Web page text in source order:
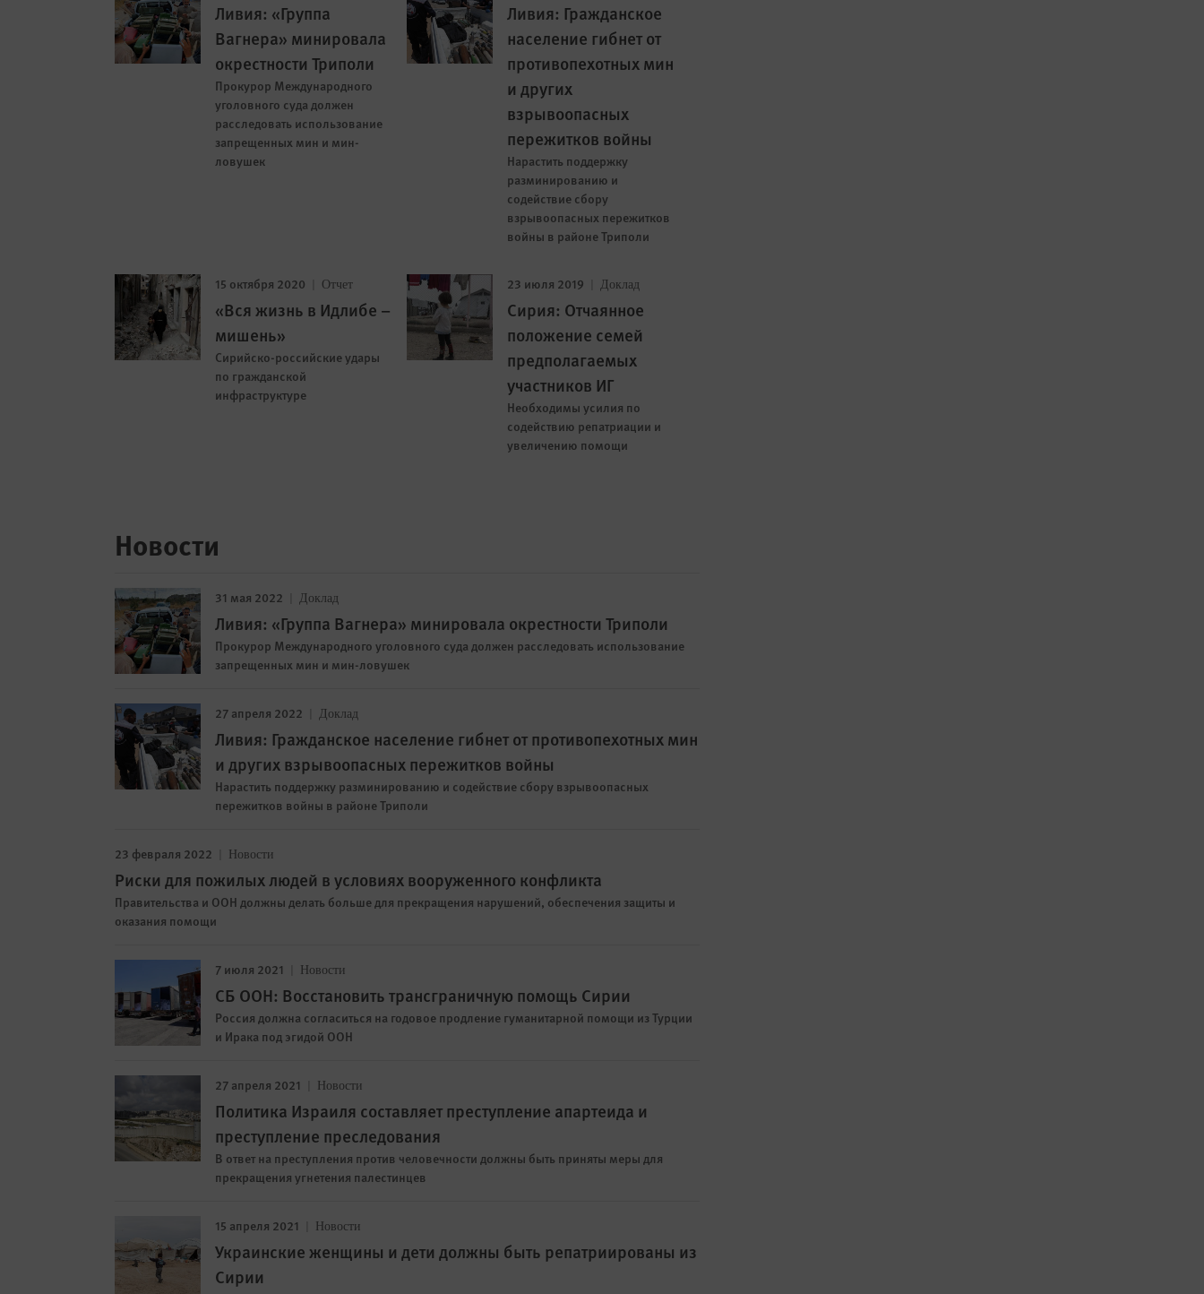
Ливия: «Группа
Вагнера» минировала
окрестности Триполи
Прокурор Международного
уголовного суда должен
расследовать использование
запрещенных мин и мин-
ловушек
Ливия: Гражданское
население гибнет от
противопехотных мин
и других
взрывоопасных
пережитков войны
Нарастить поддержку
разминированию и
содействие сбору
взрывоопасных пережитков
войны в районе Триполи
15 октября 2020 Отчет
«Вся жизнь в Идлибе –
мишень»
Сирийско-российские удары
по гражданской
инфраструктуре
23 июля 2019 Доклад
Сирия: Отчаянное
положение семей
предполагаемых
участников ИГ
Необходимы усилия по
содействию репатриации и
увеличению помощи
Новости
31 мая 2022 Доклад
Ливия: «Группа Вагнера» минировала окрестности Триполи
Прокурор Международного уголовного суда должен расследовать использование
запрещенных мин и мин-ловушек
27 апреля 2022 Доклад
Ливия: Гражданское население гибнет от противопехотных мин
и других взрывоопасных пережитков войны
Нарастить поддержку разминированию и содействие сбору взрывоопасных
пережитков войны в районе Триполи
23 февраля 2022 Новости
Риски для пожилых людей в условиях вооруженного конфликта
Правительства и ООН должны делать больше для прекращения нарушений, обеспечения защиты и
оказания помощи
7 июля 2021 Новости
СБ ООН: Восстановить трансграничную помощь Сирии
Россия должна согласиться на годовое продление гуманитарной помощи из Турции
и Ирака под эгидой ООН
27 апреля 2021 Новости
Политика Израиля составляет преступление апартеида и
преступление преследования
В ответ на преступления против человечности должны быть приняты меры для
прекращения угнетения палестинцев
15 апреля 2021 Новости
Украинские женщины и дети должны быть репатриированы из
Сирии